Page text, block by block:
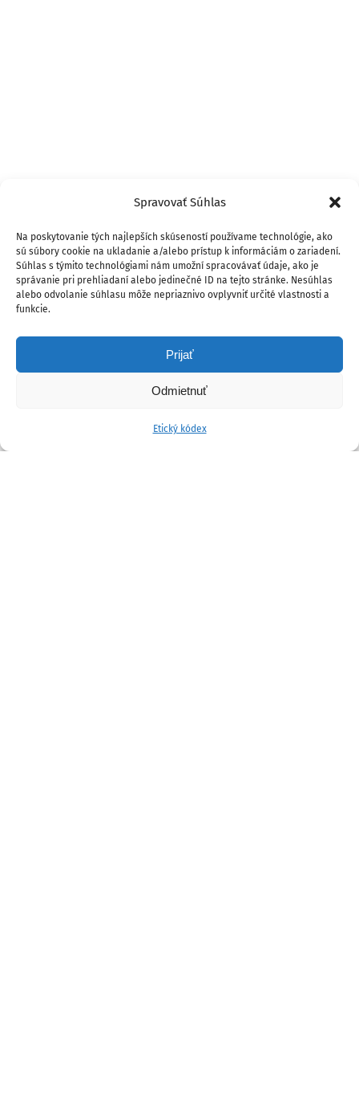
Spravovať Súhlas
Na poskytovanie tých najlepších skúseností používame technológie, ako
sú súbory cookie na ukladanie a/alebo prístup k informáciám o zariadení.
Súhlas s týmito technológiami nám umožní spracovávať údaje, ako je
správanie pri prehliadaní alebo jedinečné ID na tejto stránke. Nesúhlas
alebo odvolanie súhlasu môže nepriaznivo ovplyvniť určité vlastnosti a
funkcie.
Prijať
Odmietnuť
Etický kódex